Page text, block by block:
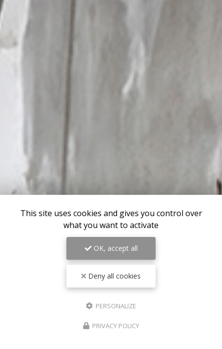
This site uses cookies and gives you control over
what you want to activate
OK, accept all
Deny all cookies
PERSONALIZE
PRIVACY POLICY